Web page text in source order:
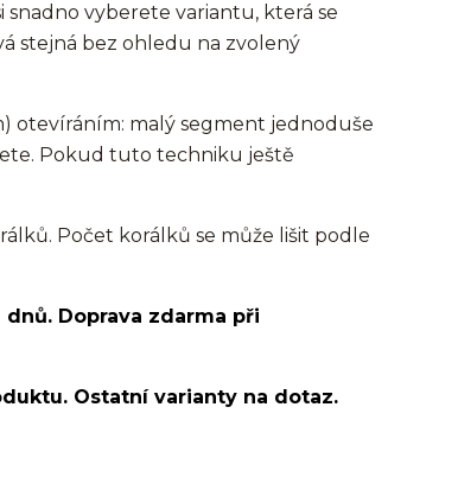
vyberete variantu, která se
stejná bez ohledu na zvolený
otevíráním: malý segment jednoduše
Pokud tuto techniku ještě
Počet korálků se může lišit podle
Doprava zdarma při
Ostatní varianty na dotaz.